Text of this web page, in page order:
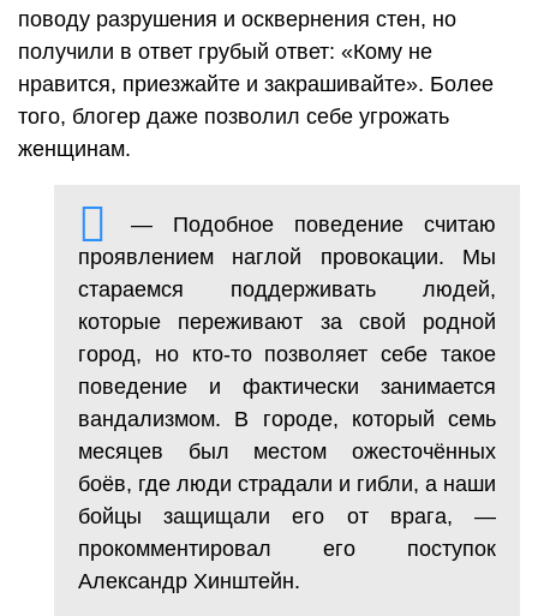
поводу разрушения и осквернения стен, но
получили в ответ грубый ответ: «Кому не
нравится, приезжайте и закрашивайте». Более
того, блогер даже позволил себе угрожать
женщинам.
— Подобное поведение считаю
проявлением наглой провокации. Мы
стараемся поддерживать людей,
которые переживают за свой родной
город, но кто-то позволяет себе такое
поведение и фактически занимается
вандализмом. В городе, который семь
месяцев был местом ожесточённых
боёв, где люди страдали и гибли, а наши
бойцы защищали его от врага, —
прокомментировал его поступок
Александр Хинштейн.